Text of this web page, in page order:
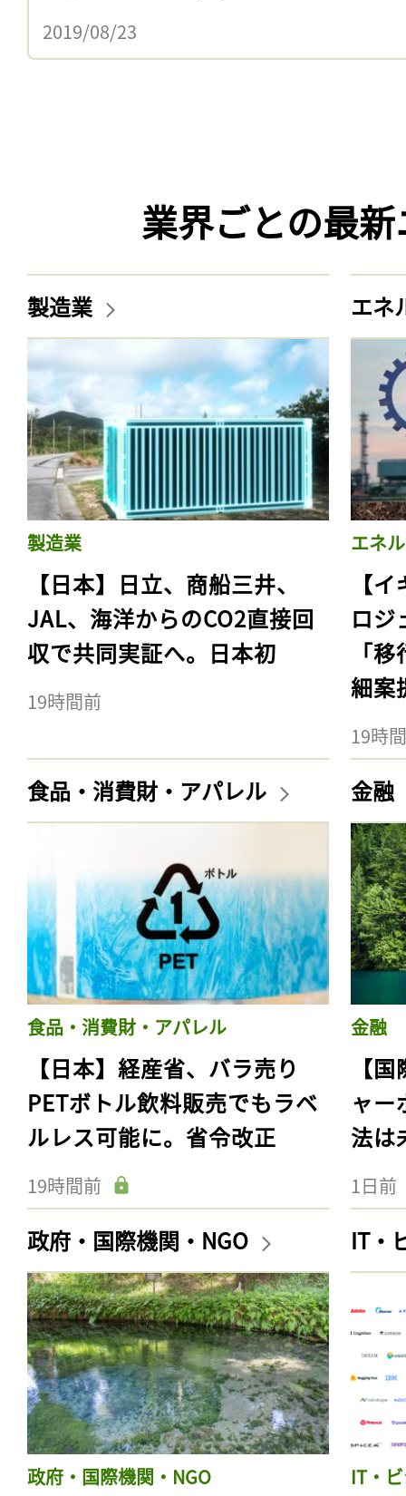
2019/08/23
業界ごとの最
製造業
製造業
【日本】日立、商船三井、
JAL、海洋からのCO2直接回
収で共同実証へ。日本初
19時間前
エネ
エネ
【
ロジ
「
細案
19時
食品・消費財・アパレル
食品・消費財・アパレル
【日本】経産省、バラ売り
PETボトル飲料販売でもラベ
ルレス可能に。省令改正
19時間前
金融
金融
【
ャー
法は
1日前
政府・国際機関・NGO
政府・国際機関・NGO
IT・
IT・